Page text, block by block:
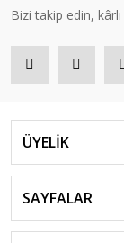
Bizi takip edin, kârlı
ÜYELİK
SAYFALAR